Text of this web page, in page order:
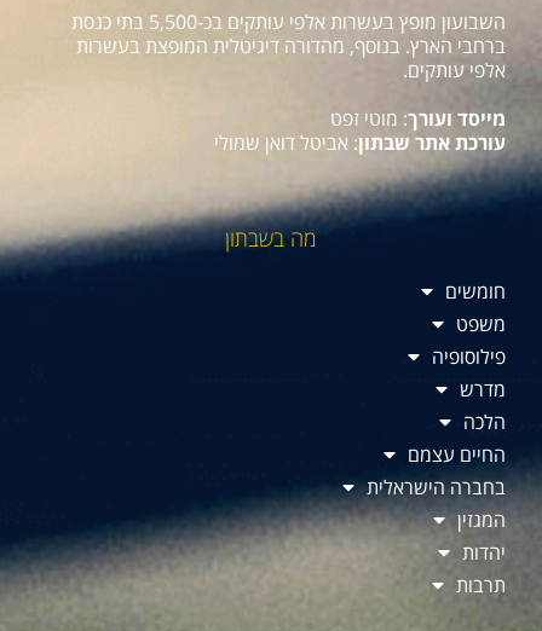
השבועון מופץ בעשרות אלפי עותקים בכ-5,500 בתי כנסת
ברחבי הארץ. בנוסף, מהדורה דיגיטלית המופצת בעשרות
אלפי עותקים.
מייסד ועורך: מוטי זפט
עורכת אתר שבתון: אביטל דואן שמולי
מה בשבתון
חומשים
משפט
פילוסופיה
מדרש
הלכה
החיים עצמם
בחברה הישראלית
המגזין
יהדות
תרבות